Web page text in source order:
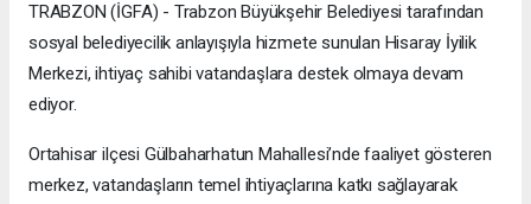
TRABZON (İGFA) - Trabzon Büyükşehir Belediyesi tarafından
sosyal belediyecilik anlayışıyla hizmete sunulan Hisaray İyilik
Merkezi, ihtiyaç sahibi vatandaşlara destek olmaya devam
ediyor.
Ortahisar ilçesi Gülbaharhatun Mahallesi’nde faaliyet gösteren
merkez, vatandaşların temel ihtiyaçlarına katkı sağlayarak